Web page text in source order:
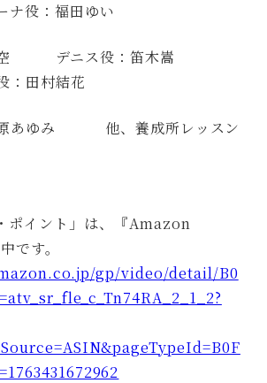
ナ役：福田ゆい
空 デニス役：笛木嵩
村結花
原あゆみ 他、養成所レッスン
！
ポイント」は、『Amazon
です。
gp/video/detail/B0